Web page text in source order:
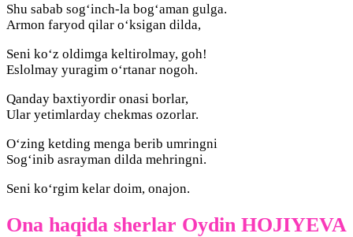
Shu sabab sog‘inch-la bog‘aman gulga.
Armon faryod qilar o‘ksigan dilda,
Seni ko‘z oldimga keltirolmay, goh!
Eslolmay yuragim o‘rtanar nogoh.
Qanday baxtiyordir onasi borlar,
Ular yetimlarday chekmas ozorlar.
O‘zing ketding menga berib umringni
Sog‘inib asrayman dilda mehringni.
Seni ko‘rgim kelar doim, onajon.
Ona haqida sherlar Oydin HOJIYEVA